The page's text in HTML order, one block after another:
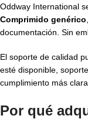
Oddway International
Comprimido genérico
documentación. Sin
El soporte de calidad
esté disponible,
cumplimiento más
Por qué